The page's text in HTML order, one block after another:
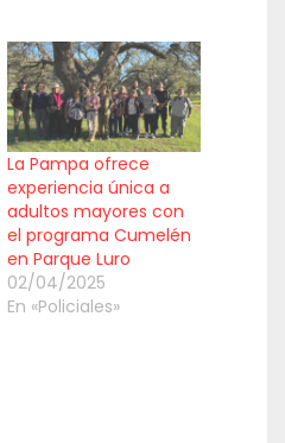
La Pampa ofrece
experiencia única a
adultos mayores con
el programa Cumelén
en Parque Luro
02/04/2025
En «Policiales»